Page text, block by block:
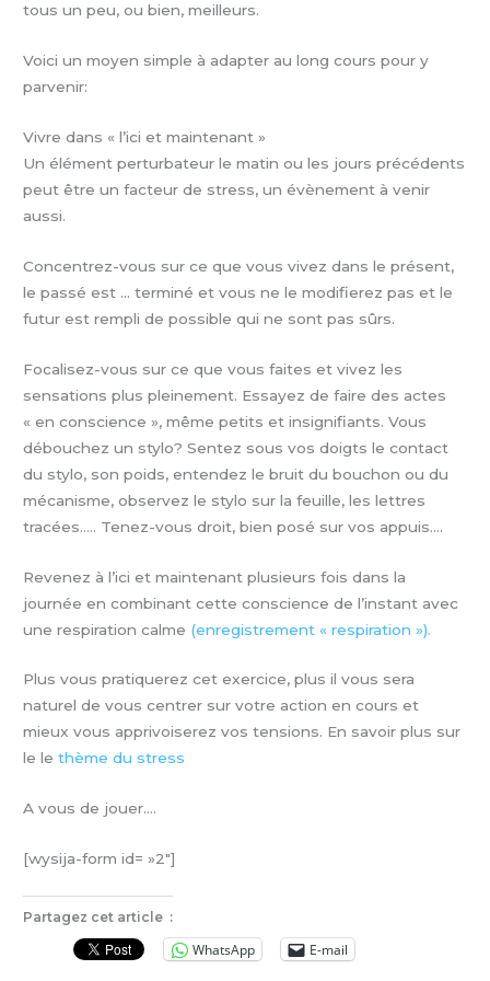
tous un peu, ou bien, meilleurs.
Voici un moyen simple à adapter au long cours pour y
parvenir:
Vivre dans « l’ici et maintenant »
Un élément perturbateur le matin ou les jours précédents
peut être un facteur de stress, un évènement à venir
aussi.
Concentrez-vous sur ce que vous vivez dans le présent,
le passé est … terminé et vous ne le modifierez pas et le
futur est rempli de possible qui ne sont pas sûrs.
Focalisez-vous sur ce que vous faites et vivez les
sensations plus pleinement. Essayez de faire des actes
« en conscience », même petits et insignifiants. Vous
débouchez un stylo? Sentez sous vos doigts le contact
du stylo, son poids, entendez le bruit du bouchon ou du
mécanisme, observez le stylo sur la feuille, les lettres
tracées….. Tenez-vous droit, bien posé sur vos appuis….
Revenez à l’ici et maintenant plusieurs fois dans la
journée en combinant cette conscience de l’instant avec
une respiration calme (enregistrement « respiration »).
Plus vous pratiquerez cet exercice, plus il vous sera
naturel de vous centrer sur votre action en cours et
mieux vous apprivoiserez vos tensions. En savoir plus sur
le lethème du stress
A vous de jouer….
[wysija-form id= »2″]
Partagez cet article :
WhatsApp E-mail